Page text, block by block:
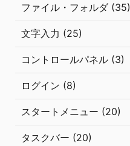
ファイル・フォルダ (35)
文字入力 (25)
コントロールパネル (3)
ログイン (8)
スタートメニュー (20)
タスクバー (20)